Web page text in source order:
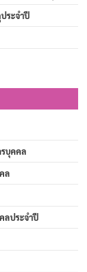
ระจำปี
รบุคคล
ล
ลประจำปี